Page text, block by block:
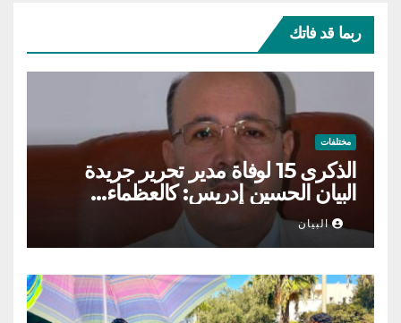
ربما قد فاتك
مختلفات
الذكرى 15 لوفاة مدير تحرير جريدة
البيان الحسين إدريس: كالعظماء…
عاش شامخا ورحل واقفا
البيان